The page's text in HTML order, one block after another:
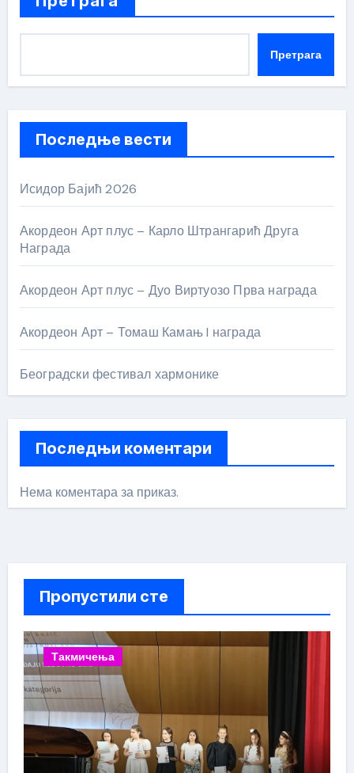
Претрага
Последње вести
Исидор Бајић 2026
Акордеон Арт плус – Карло Штрангарић Друга
Награда
Акордеон Арт плус – Дуо Виртуозо Прва награда
Акордеон Арт – Томаш Камањ I награда
Београдски фестивал хармонике
Последњи коментари
Нема коментара за приказ.
Пропустили сте
Такмичења